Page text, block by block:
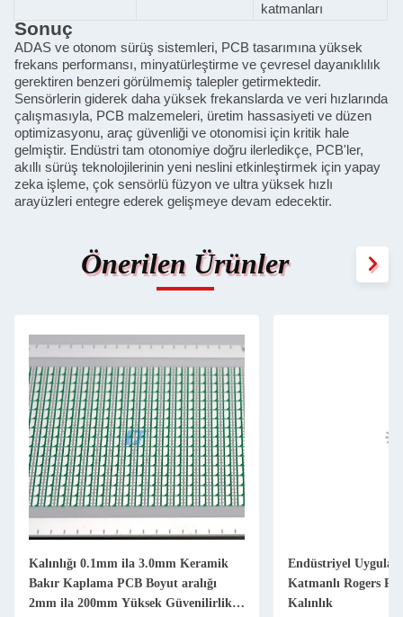
katmanları
Sonuç
ADAS ve otonom sürüş sistemleri, PCB tasarımına yüksek
frekans performansı, minyatürleştirme ve çevresel dayanıklılık
gerektiren benzeri görülmemiş talepler getirmektedir.
Sensörlerin giderek daha yüksek frekanslarda ve veri hızlarında
çalışmasıyla, PCB malzemeleri, üretim hassasiyeti ve düzen
optimizasyonu, araç güvenliği ve otonomisi için kritik hale
gelmiştir. Endüstri tam otonomiye doğru ilerledikçe, PCB'ler,
akıllı sürüş teknolojilerinin yeni neslini etkinleştirmek için yapay
zeka işleme, çok sensörlü füzyon ve ultra yüksek hızlı
arayüzleri entegre ederek gelişmeye devam edecektir.
Önerilen Ürünler
Kalınlığı 0.1mm ila 3.0mm Keramik
Bakır Kaplama PCB Boyut aralığı
2mm ila 200mm Yüksek Güvenilirlik
Endüstriyel
Katmanlı Rogers
Kalınlık